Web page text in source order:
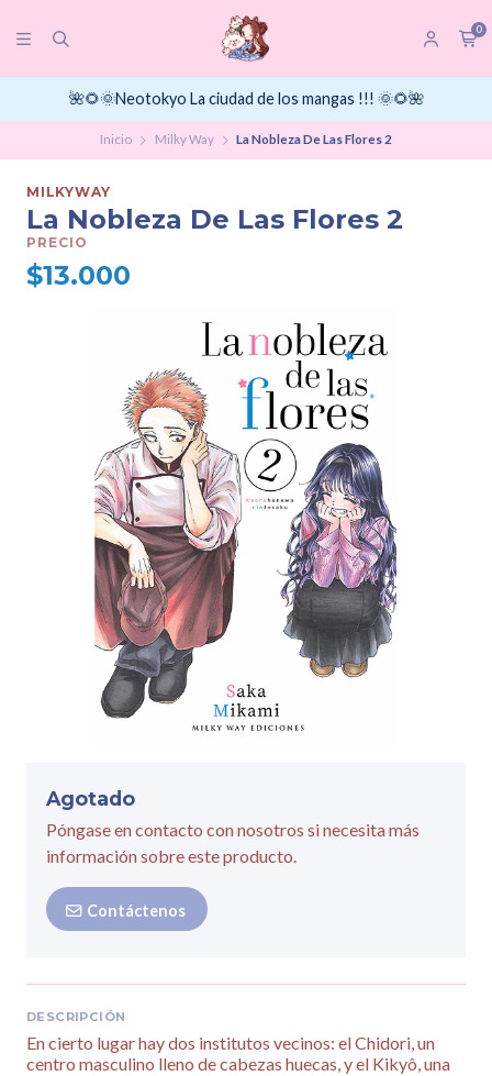
0
🌺🌻🌞Neotokyo La ciudad de los mangas !!! 🌞🌻🌺
Inicio Milky Way La Nobleza De Las Flores 2
MILKYWAY
La Nobleza De Las Flores 2
PRECIO
$13.000
Agotado
Póngase en contacto con nosotros si necesita más
información sobre este producto.
Contáctenos
DESCRIPCIÓN
En cierto lugar hay dos institutos vecinos: el Chidori, un
centro masculino lleno de cabezas huecas, y el Kikyô, una